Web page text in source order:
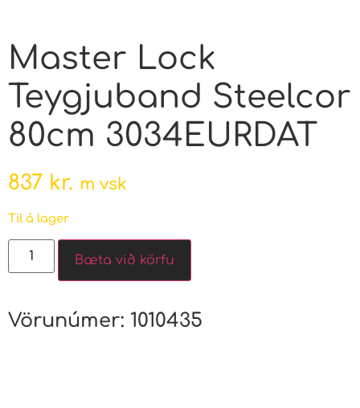
Master Lock
Teygjuband Steelcor
80cm 3034EURDAT
837 kr. m vsk
Til á lager
Bæta við körfu
Vörunúmer: 1010435